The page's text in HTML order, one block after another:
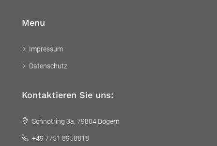
Menu
Impressum
Datenschutz
Kontaktieren Sie uns:
Schnötring 3a, 79804 Dogern
+49 7751 8958818